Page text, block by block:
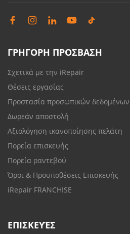
ΓΡΗΓΟΡΗ ΠΡΟΣΒΑΣΗ
Σχετικά με την iRepair
Θέσεις εργασίας
Προστασία προσωπικών δεδομένων
Δωρεάν αποστολή
Αξιολόγηση ικανοποίησης πελάτη
Πορεία επισκευής
Πορεία ραντεβού
Όροι & Προϋποθέσεις Επισκευής
iRepair FRANCHISE
ΕΠΙΣΚΕΥΈΣ